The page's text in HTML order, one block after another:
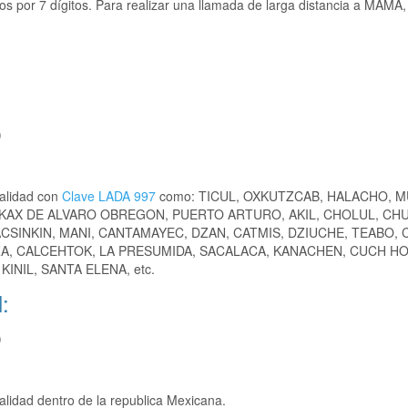
por 7 dígitos. Para realizar una llamada de larga distancia a
con Clave LADA 997 como: TICUL, OXKUTZCAB, HALACHO,
DE ALVARO OBREGON, PUERTO ARTURO, AKIL, CHOLUL,
MANI, CANTAMAYEC, DZAN, CATMIS, DZIUCHE, TEABO,
CALCEHTOK, LA PRESUMIDA, SACALACA, KANACHEN, CUCH
SANTA ELENA, etc.
dentro de la republica Mexicana.